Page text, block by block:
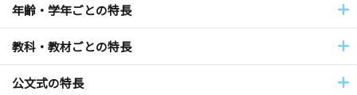
年齢・学年ごとの特長
教科・教材ごとの特長
公文式の特長